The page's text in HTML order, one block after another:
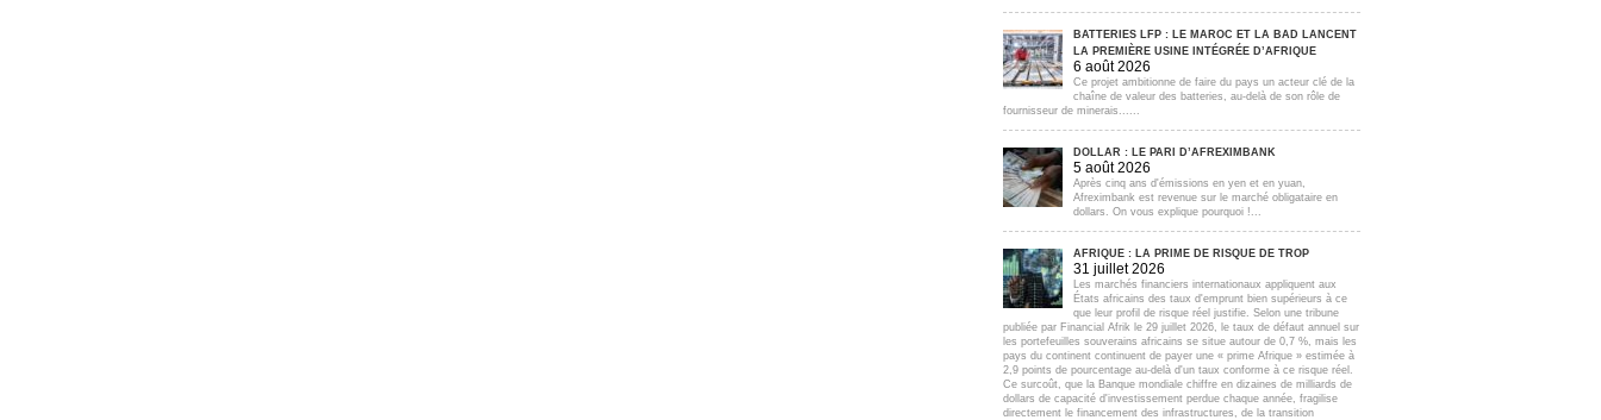
BATTERIES LFP : LE MAROC ET LA BAD LANCENT
LA PREMIÈRE USINE INTÉGRÉE D’AFRIQUE
6 août 2026
Ce projet ambitionne de faire du pays un acteur clé de la
chaîne de valeur des batteries, au-delà de son rôle de
fournisseur de minerais......
DOLLAR : LE PARI D’AFREXIMBANK
5 août 2026
Après cinq ans d'émissions en yen et en yuan,
Afreximbank est revenue sur le marché obligataire en
dollars. On vous explique pourquoi !...
AFRIQUE : LA PRIME DE RISQUE DE TROP
31 juillet 2026
Les marchés financiers internationaux appliquent aux
États africains des taux d'emprunt bien supérieurs à ce
que leur profil de risque réel justifie. Selon une tribune
publiée par Financial Afrik le 29 juillet 2026, le taux de défaut annuel sur
les portefeuilles souverains africains se situe autour de 0,7 %, mais les
pays du continent continuent de payer une « prime Afrique » estimée à
2,9 points de pourcentage au-delà d'un taux conforme à ce risque réel.
Ce surcoût, que la Banque mondiale chiffre en dizaines de milliards de
dollars de capacité d'investissement perdue chaque année, fragilise
directement le financement des infrastructures, de la transition